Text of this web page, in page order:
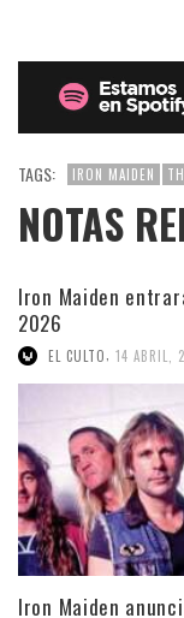
TAGS: IRON MAIDEN
NOTAS
Iron Maiden
2026
EL CULTO 14 ABRIL,
Iron Maiden